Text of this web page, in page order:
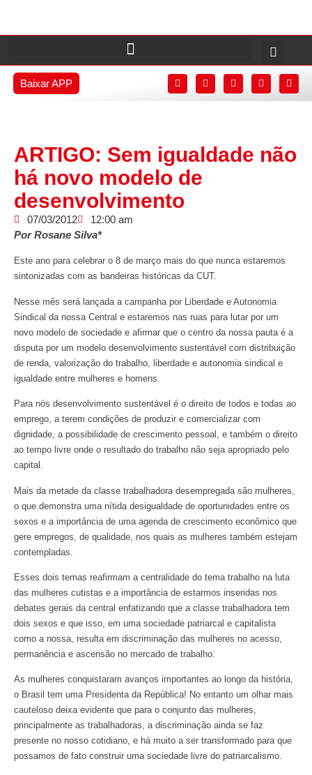
Baixar APP
ARTIGO: Sem igualdade não
há novo modelo de
desenvolvimento
07/03/2012
12:00 am
Por Rosane Silva*
Este ano para celebrar o 8 de março mais do que nunca estaremos
sintonizadas com as bandeiras históricas da CUT.
Nesse mês será lançada a campanha por Liberdade e Autonomia
Sindical da nossa Central e estaremos nas ruas para lutar por um
novo modelo de sociedade e afirmar que o centro da nossa pauta é a
disputa por um modelo desenvolvimento sustentável com distribuição
de renda, valorização do trabalho, liberdade e autonomia sindical e
igualdade entre mulheres e homens.
Para nós desenvolvimento sustentável é o direito de todos e todas ao
emprego, a terem condições de produzir e comercializar com
dignidade, a possibilidade de crescimento pessoal, e também o direito
ao tempo livre onde o resultado do trabalho não seja apropriado pelo
capital.
Mais da metade da classe trabalhadora desempregada são mulheres,
o que demonstra uma nítida desigualdade de oportunidades entre os
sexos e a importância de uma agenda de crescimento econômico que
gere empregos, de qualidade, nos quais as mulheres também estejam
contempladas.
Esses dois temas reafirmam a centralidade do tema trabalho na luta
das mulheres cutistas e a importância de estarmos inseridas nos
debates gerais da central enfatizando que a classe trabalhadora tem
dois sexos e que isso, em uma sociedade patriarcal e capitalista
como a nossa, resulta em discriminação das mulheres no acesso,
permanência e ascensão no mercado de trabalho.
As mulheres conquistaram avanços importantes ao longo da história,
o Brasil tem uma Presidenta da República! No entanto um olhar mais
cauteloso deixa evidente que para o conjunto das mulheres,
principalmente as trabalhadoras, a discriminação ainda se faz
presente no nosso cotidiano, e há muito a ser transformado para que
possamos de fato construir uma sociedade livre do patriarcalismo.